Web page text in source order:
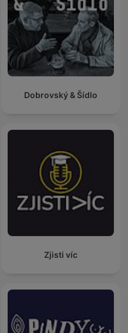
Dobrovský & Šídlo
Zjisti víc